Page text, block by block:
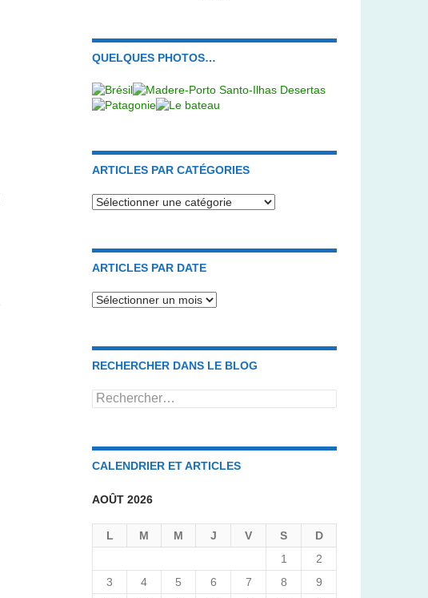
QUELQUES PHOTOS…
ARTICLES PAR CATÉGORIES
Articles
ARTICLES PAR DATE
Articles
RECHERCHER DANS LE BLOG
Rechercher :
CALENDRIER ET ARTICLES
AOÛT 2026
L M M J V S
D
1
2
3
4 5 6 7 8
9